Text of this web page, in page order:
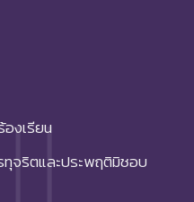
งเรียน
ทุจริตและประพฤติมิชอบ